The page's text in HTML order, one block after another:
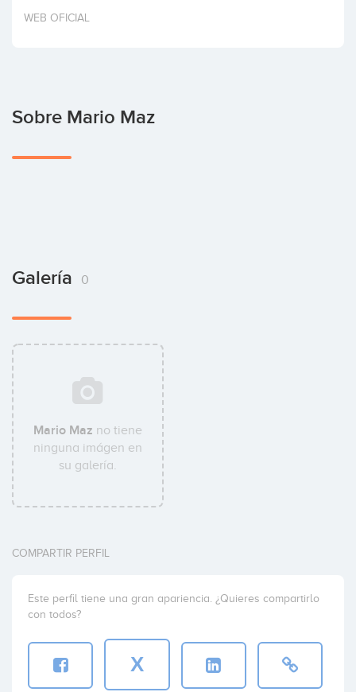
Invertir
WEB OFICIAL
Sobre Mario Maz
Galería 0
Mario Maz no tiene
ninguna imágen en
su galería.
COMPARTIR PERFIL
Este perfil tiene una gran apariencia. ¿Quieres compartirlo
con todos?
X